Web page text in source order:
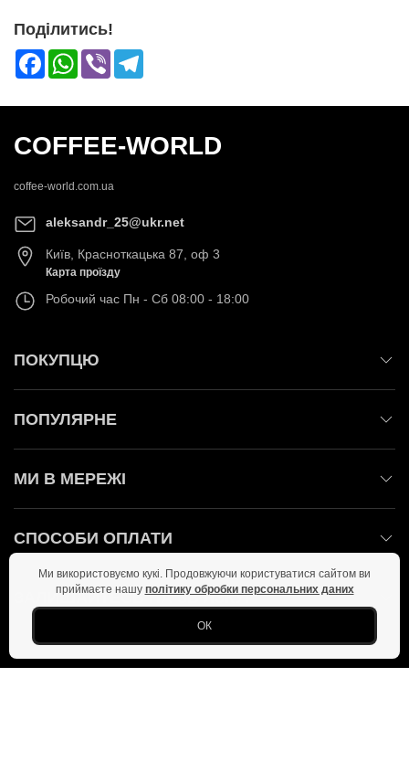
Поділитись!
FacebookWhatsApp
Viber
COFFEE-WORLD
coffee-world.com.ua
aleksandr_25@ukr.net
Київ, Красноткацька 87, оф 3
Карта проїзду
Робочий час Пн - Сб 08:00 - 18:00
ПОКУПЦЮ
ПОПУЛЯРНЕ
МИ В МЕРЕЖІ
СПОСОБИ ОПЛАТИ
ЗАЛИШАЙТЕСЬ НА ЗВ'ЯЗКУ!
Ми використовуємо кукі. Продовжуючи користуватися сайтом ви
приймаєте нашу політику обробки персональних даних
ОК